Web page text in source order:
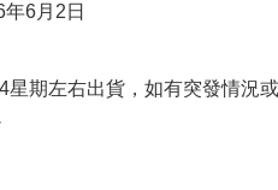
6月2日
星期左右出貨，如有突發情況